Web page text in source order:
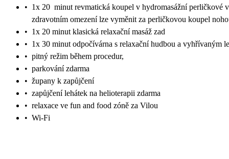
• 1x 20 minut revmatická koupel v hydromasážní perličkové
zdravotním omezení lze vyměnit za perličkovou koupel
• 1x 20 minut klasická relaxační masáž zad
• 1x 30 minut odpočívárna s relaxační hudbou a vyhřívaným
• pitný režim během procedur,
• parkování zdarma
• župany k zapůjčení
• zapůjčení lehátek na helioterapii zdarma
• relaxace ve fun and food zóně za Vilou
• Wi-Fi